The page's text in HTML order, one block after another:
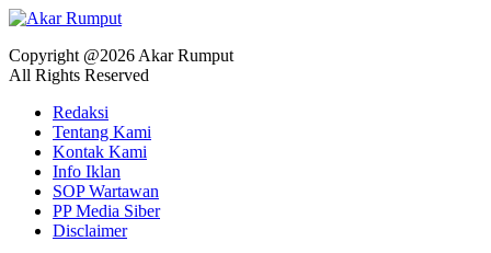
Copyright @2026 Akar Rumput
All Rights Reserved
Redaksi
Tentang Kami
Kontak Kami
Info Iklan
SOP Wartawan
PP Media Siber
Disclaimer